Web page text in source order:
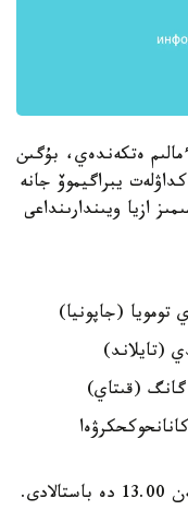
ەتكەندەي، بۇگىن
يبراگيموۆ جانە
ازيا ويىندارىنداعى